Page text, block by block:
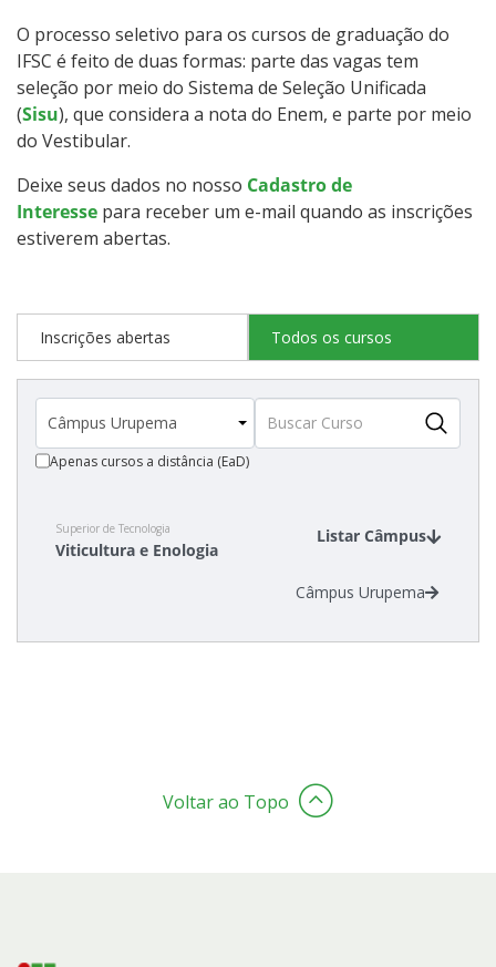
Transferências e Retornos
Provas e Gabaritos
Estatísticas dos Processos Seletivos
O processo seletivo para os cursos de graduação do
IFSC é feito de duas formas: parte das vagas tem
seleção por meio do Sistema de Seleção Unificada
(Sisu), que considera a nota do Enem, e parte por meio
do Vestibular.
Deixe seus dados no nosso Cadastro de
Interesse para receber um e-mail quando as inscrições
estiverem abertas.
Inscrições abertas Todos os cursos
Apenas cursos a distância (EaD)
Superior de Tecnologia
Viticultura e Enologia
Listar Câmpus
Câmpus Urupema
Voltar ao Topo